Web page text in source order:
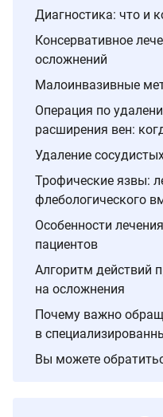
Диагностика: что и
Консервативное
осложнений
Малоинвазивные
Операция по
расширения вен:
Удаление
Трофические язвы:
флебологического
Особенности
пациентов
Алгоритм действий
на осложнения
Почему важно
в
Вы можете